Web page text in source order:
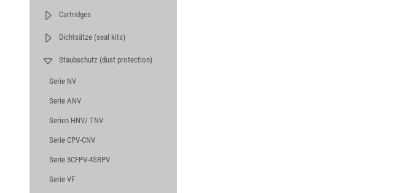
Cartridges
Dichtsätze (seal kits)
Staubschutz (dust protection)
Serie NV
Serie ANV
Serien HNV/ TNV
Serie CPV-CNV
Serie 3CFPV-4SRPV
Serie VF